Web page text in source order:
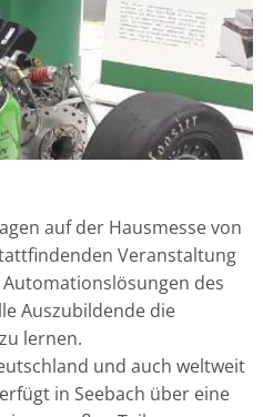
auf der Hausmesse von
Veranstaltung
des
Auszubildende die
lernen.
und auch weltweit
in Seebach über eine